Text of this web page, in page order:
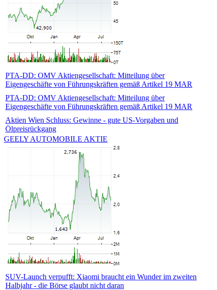
PTA-DD: OMV Aktiengesellschaft: Mitteilung über
Eigengeschäfte von Führungskräften gemäß Artikel 19 MAR
PTA-DD: OMV Aktiengesellschaft: Mitteilung über
Eigengeschäfte von Führungskräften gemäß Artikel 19 MAR
Aktien Wien Schluss: Gewinne - gute US-Vorgaben und
Ölpreisrückgang
GEELY AUTOMOBILE AKTIE
SUV-Launch verpufft: Xiaomi braucht ein Wunder im zweiten
Halbjahr - die Börse glaubt nicht daran